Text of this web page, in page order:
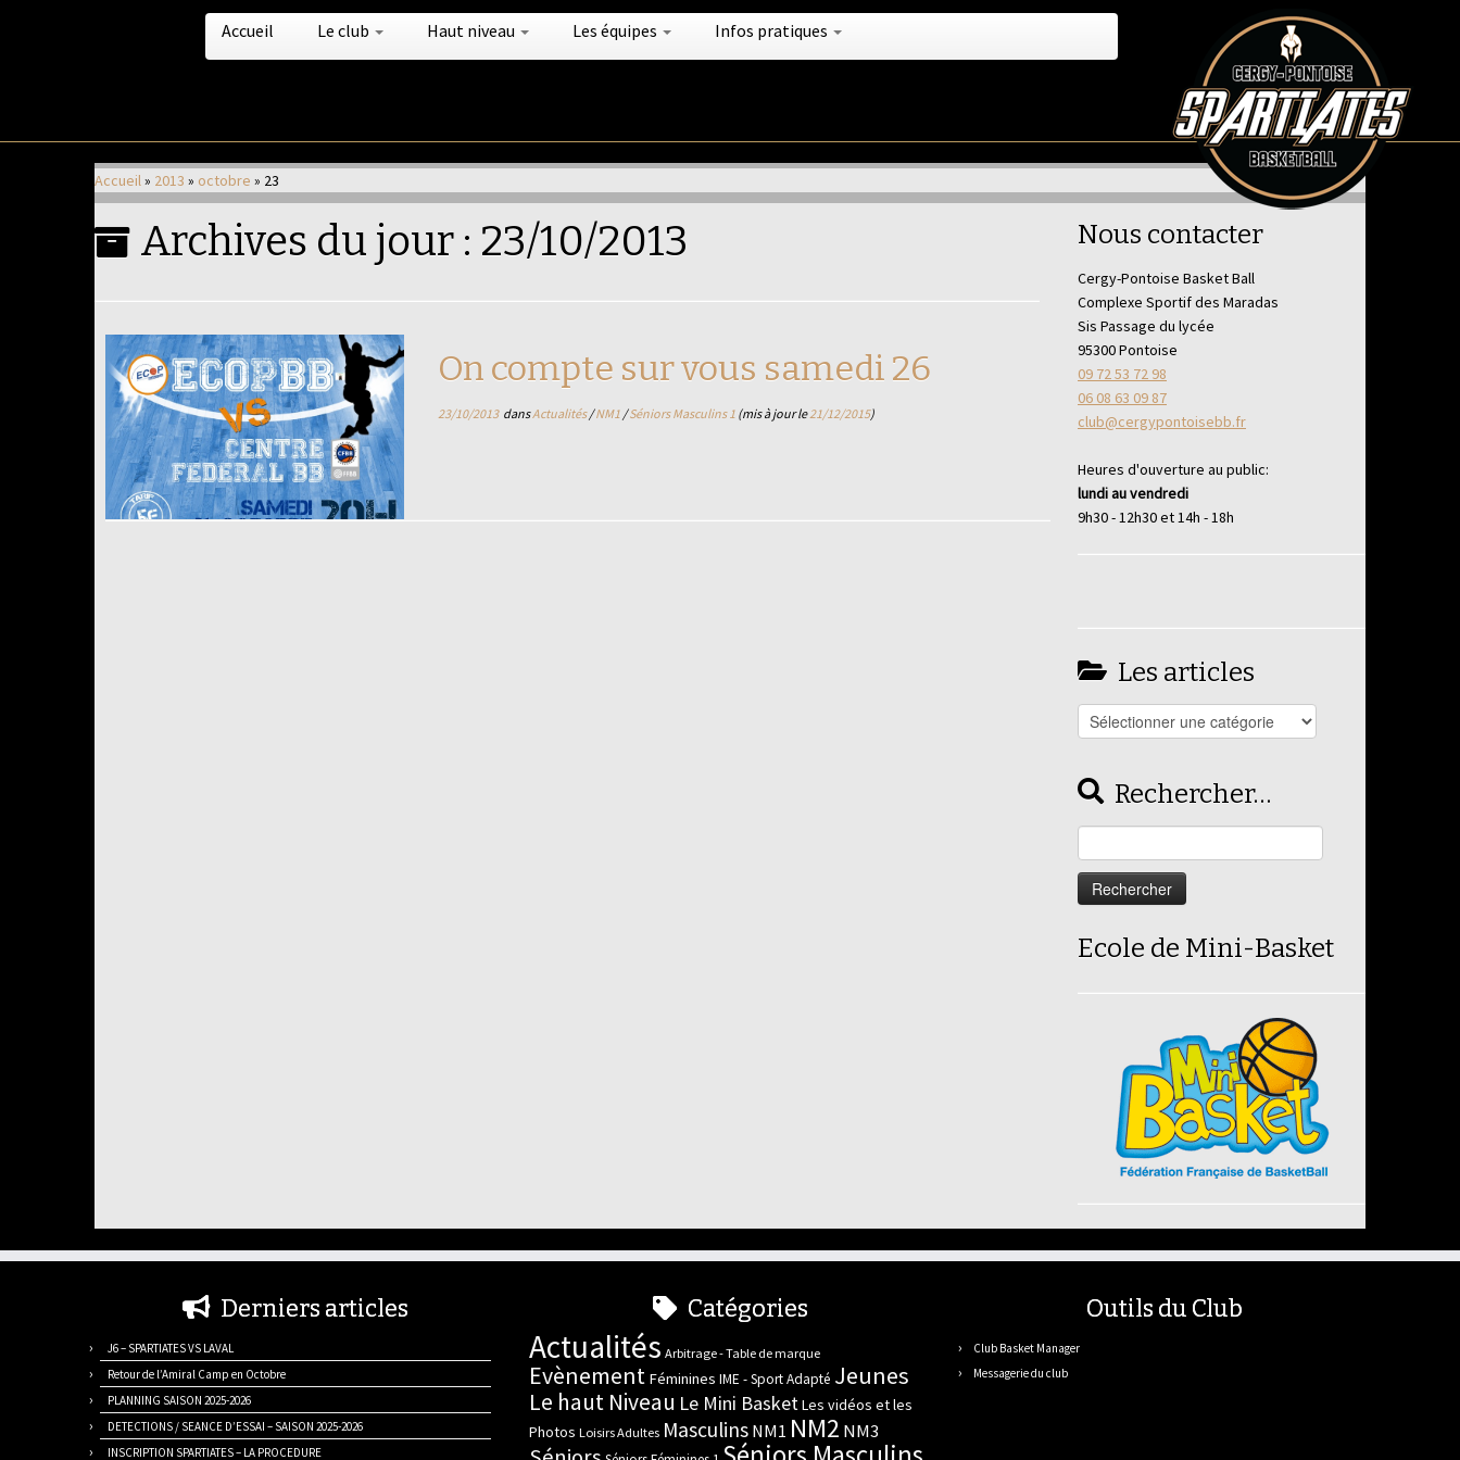
Accueil Le club Haut niveau Les équipes Infos pratiques
Accueil» 2013 » octobre » 23
Archives du jour : 23/10/2013
On compte sur vous samedi 26
23/10/2013dansActualités/NM1 /Séniors Masculins 1 (mis à jour le21/12/2015)
Nous contacter
Cergy-Pontoise Basket Ball
Complexe Sportif des Maradas
Sis Passage du lycée
95300 Pontoise
09 72 53 72 98
06 08 63 09 87
club@cergypontoisebb.fr
Heures d'ouverture au public:
lundi au vendredi
9h30 - 12h30 et 14h - 18h
Les articles
Les
articles
Rechercher…
Ecole de Mini-Basket
Derniers articles
J6 – SPARTIATES VS LAVAL
Retour de l’Amiral Camp en Octobre
PLANNING SAISON 2025-2026
DETECTIONS / SEANCE D’ESSAI – SAISON 2025-2026
INSCRIPTION SPARTIATES – LA PROCEDURE
Catégories
Actualités Arbitrage - Table de marque
Evènement Féminines IME - Sport Adapté Jeunes
Le haut Niveau Le Mini BasketLes vidéos et les
Photos Loisirs Adultes Masculins NM1 NM2 NM3
Outils du Club
Club Basket Manager
Messagerie du club